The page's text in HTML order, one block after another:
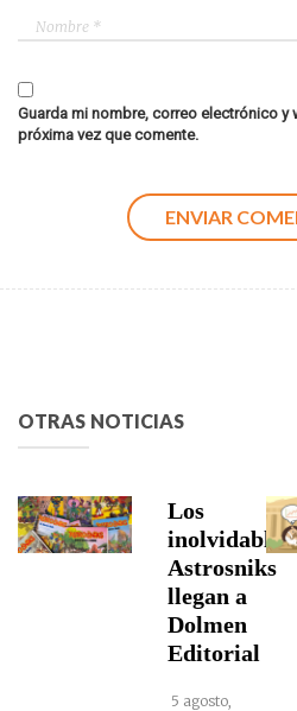
Guarda mi nombre, correo electrónico y
próxima vez que comente.
OTRAS NOTICIAS
Los
inolvidables
Astrosniks
llegan a
Dolmen
Editorial
5 agosto,